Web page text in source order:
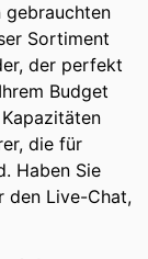
gebrauchten
Sortiment
der perfekt
Budget
die für
Haben Sie
den Live-Chat,